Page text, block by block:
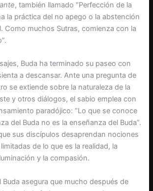
, también llamado “Perfección de la
la práctica del no apego o la abstención
Como muchos Sutras, comienza con la
Buda ha terminado su paseo con
a descansar. Ante una pregunta de
se extiende sobre la naturaleza de la
y otros diálogos, el sabio emplea con
paradójico: “Lo que se conoce
del Buda no es la enseñanza del Buda”.
sus discípulos desaprendan nociones
de lo que es la realidad, la
y la compasión.
Buda asegura que mucho después de